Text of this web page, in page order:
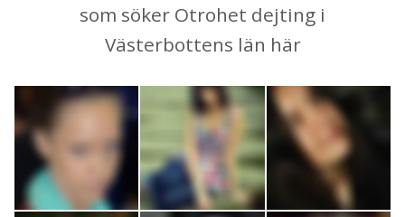
som söker Otrohet dejting i
Västerbottens län här